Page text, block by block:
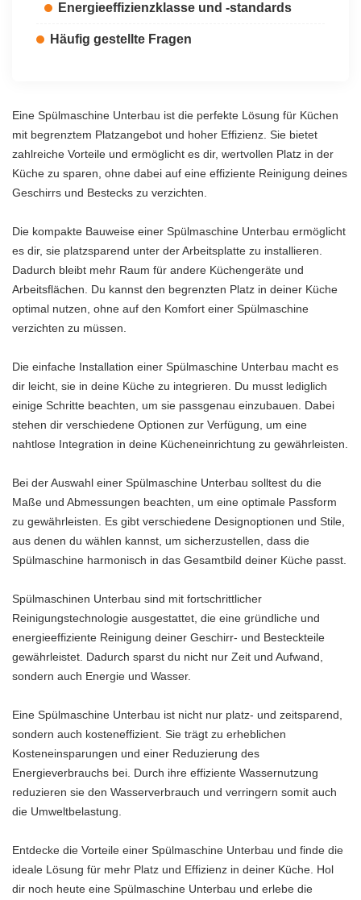
Energieeffizienzklasse und -standards
Häufig gestellte Fragen
Eine Spülmaschine Unterbau ist die perfekte Lösung für Küchen
mit begrenztem Platzangebot und hoher Effizienz. Sie bietet
zahlreiche Vorteile und ermöglicht es dir, wertvollen Platz in der
Küche zu sparen, ohne dabei auf eine effiziente Reinigung deines
Geschirrs und Bestecks zu verzichten.
Die kompakte Bauweise einer Spülmaschine Unterbau ermöglicht
es dir, sie platzsparend unter der Arbeitsplatte zu installieren.
Dadurch bleibt mehr Raum für andere Küchengeräte und
Arbeitsflächen. Du kannst den begrenzten Platz in deiner Küche
optimal nutzen, ohne auf den Komfort einer Spülmaschine
verzichten zu müssen.
Die einfache Installation einer Spülmaschine Unterbau macht es
dir leicht, sie in deine Küche zu integrieren. Du musst lediglich
einige Schritte beachten, um sie passgenau einzubauen. Dabei
stehen dir verschiedene Optionen zur Verfügung, um eine
nahtlose Integration in deine Kücheneinrichtung zu gewährleisten.
Bei der Auswahl einer Spülmaschine Unterbau solltest du die
Maße und Abmessungen beachten, um eine optimale Passform
zu gewährleisten. Es gibt verschiedene Designoptionen und Stile,
aus denen du wählen kannst, um sicherzustellen, dass die
Spülmaschine harmonisch in das Gesamtbild deiner Küche passt.
Spülmaschinen Unterbau sind mit fortschrittlicher
Reinigungstechnologie ausgestattet, die eine gründliche und
energieeffiziente Reinigung deiner Geschirr- und Besteckteile
gewährleistet. Dadurch sparst du nicht nur Zeit und Aufwand,
sondern auch Energie und Wasser.
Eine Spülmaschine Unterbau ist nicht nur platz- und zeitsparend,
sondern auch kosteneffizient. Sie trägt zu erheblichen
Kosteneinsparungen und einer Reduzierung des
Energieverbrauchs bei. Durch ihre effiziente Wassernutzung
reduzieren sie den Wasserverbrauch und verringern somit auch
die Umweltbelastung.
Entdecke die Vorteile einer Spülmaschine Unterbau und finde die
ideale Lösung für mehr Platz und Effizienz in deiner Küche. Hol
dir noch heute eine Spülmaschine Unterbau und erlebe die